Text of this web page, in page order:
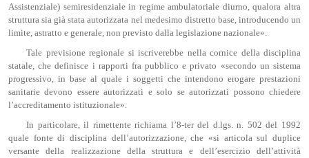
Assistenziale) semiresidenziale in regime ambulatoriale diurno, qualora altra
struttura sia già stata autorizzata nel medesimo distretto base, introducendo un
limite, astratto e generale, non previsto dalla legislazione nazionale».
Tale previsione regionale si iscriverebbe nella cornice della disciplina
statale, che definisce i rapporti fra pubblico e privato «secondo un sistema
progressivo, in base al quale i soggetti che intendono erogare prestazioni
sanitarie devono essere autorizzati e solo se autorizzati possono chiedere
l’accreditamento istituzionale».
In particolare, il rimettente richiama l’8-ter del d.lgs. n. 502 del 1992
quale fonte di disciplina dell’autorizzazione, che «si articola sul duplice
versante della realizzazione della struttura e dell’esercizio dell’attività